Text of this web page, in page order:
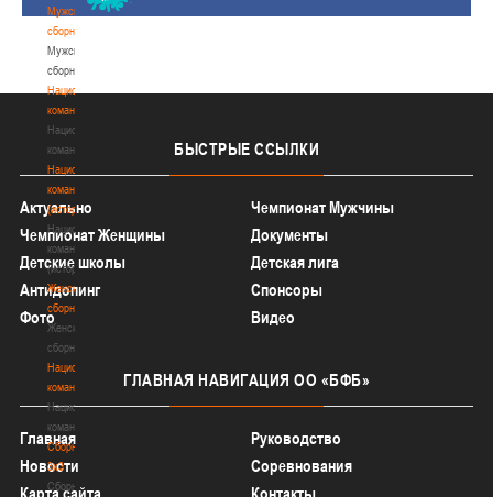
Мужские
сборные
Мужские
сборные
Национальная
команда
Национальная
команда
Национальная
команда
(история)
Национальная
команда
(история)
Женские
сборные
Женские
сборные
Национальная
команда
Национальная
команда
Сборные
3х3
Сборные
БЫСТРЫЕ ССЫЛКИ
Актуально
Чемпионат Мужчины
Чемпионат Женщины
Документы
Детские школы
Детская лига
Антидопинг
Спонсоры
Фото
Видео
ГЛАВНАЯ НАВИГАЦИЯ ОО «БФБ»
Главная
Руководство
Новости
Соревнования
Карта сайта
Контакты